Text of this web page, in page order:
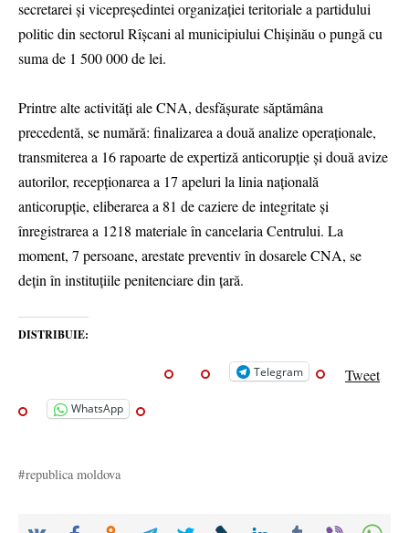
secretarei și vicepreședintei organizației teritoriale a partidului
politic din sectorul Rîșcani al municipiului Chișinău o pungă cu
suma de 1 500 000 de lei.
Printre alte activități ale CNA, desfășurate săptămâna
precedentă, se numără: finalizarea a două analize operaționale,
transmiterea a 16 rapoarte de expertiză anticorupție și două avize
autorilor, recepționarea a 17 apeluri la linia națională
anticorupție, eliberarea a 81 de caziere de integritate și
înregistrarea a 1218 materiale în cancelaria Centrului. La
moment, 7 persoane, arestate preventiv în dosarele CNA, se
dețin în instituțiile penitenciare din țară.
DISTRIBUIE:
Telegram Tweet
WhatsApp
republica moldova